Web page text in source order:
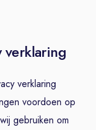
verklaring
verklaring
voordoen op
gebruiken om